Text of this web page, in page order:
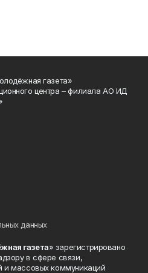
газета»
центра – филиала АО ИД
данных
газета» зарегистрировано
в сфере связи,
и массовых коммуникаций